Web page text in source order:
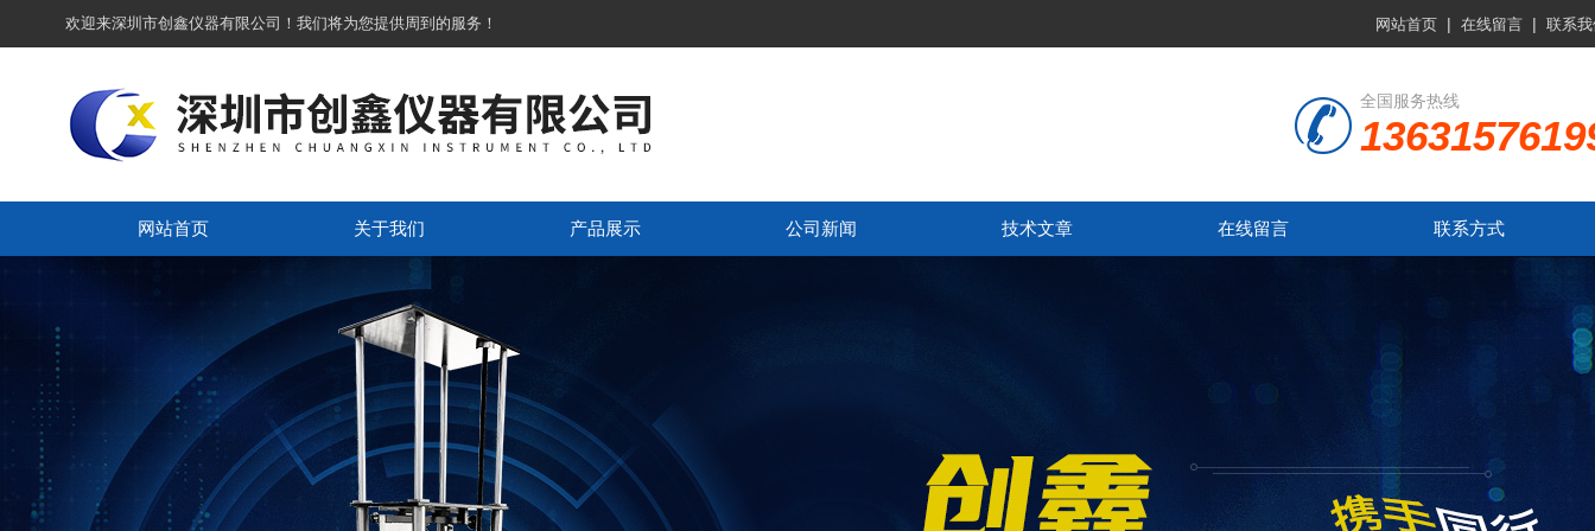
欢迎来深圳市创鑫仪器有限公司！我们将为您提供周到的服务！ 网站首页 | 在线留言 | 联系
全国服务热线
网站首页 关于我们 产品展示 公司新闻 技术文章 在线留言 联系方式